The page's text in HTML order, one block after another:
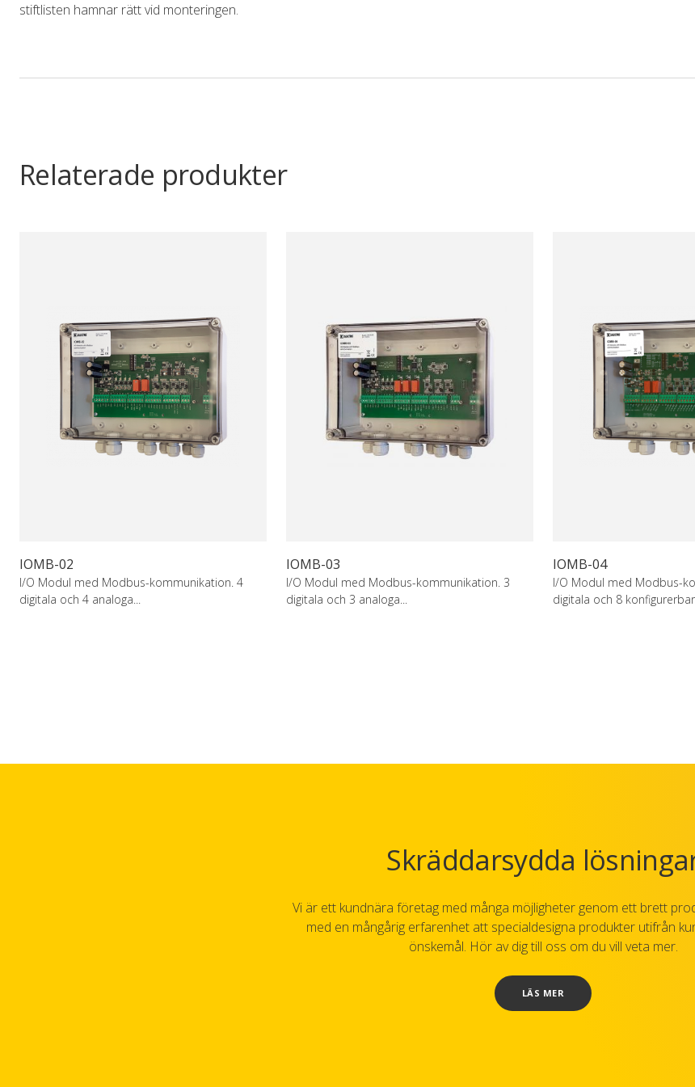
stiftlisten hamnar rätt vid monteringen.
Relaterade produkter
IOMB-02
I/O Modul med Modbus-kommunikation. 4
digitala och 4 analoga...
IOMB-03
I/O Modul med Modbus-kommunikation. 3
digitala och 3 analoga...
IOMB-04
I/O Modul med Modbus-
digitala och 8
Skräddarsydda
Vi är ett kundnära företag med många möjligheter genom ett brett
med en mångårig erfarenhet att specialdesigna produkter utifrån
önskemål. Hör av dig till oss om du vill veta mer.
LÄS MER